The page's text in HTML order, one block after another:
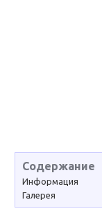
Содержание
Информация
Галерея